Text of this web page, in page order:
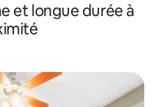
et longue durée à